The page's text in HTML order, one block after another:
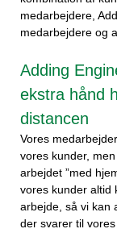
medarbejdere,
medarbejdere og
Adding
ekstra hånd
distancen
Vores
vores kunder,
arbejdet ”med
vores kunder altid
arbejde, så vi kan
der svarer til